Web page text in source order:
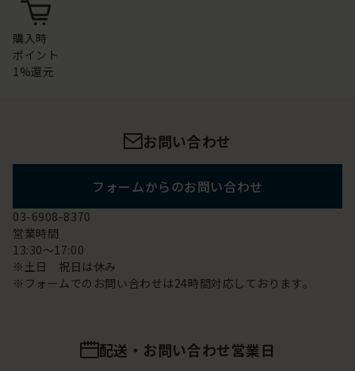
購入時
ポイント
1%還元
お問い合わせ
フォームからのお問い合わせ
03-6908-8370
営業時間
13:30～17:00
※土日 祝日は休み
※フォームでのお問い合わせは24時間対応しております。
配送・お問い合わせ営業日